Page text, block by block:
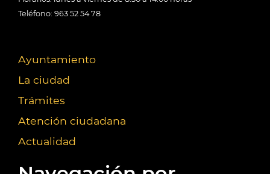
Teléfono: 963 52 54 78
Ayuntamiento
La ciudad
Trámites
Atención ciudadana
Actualidad